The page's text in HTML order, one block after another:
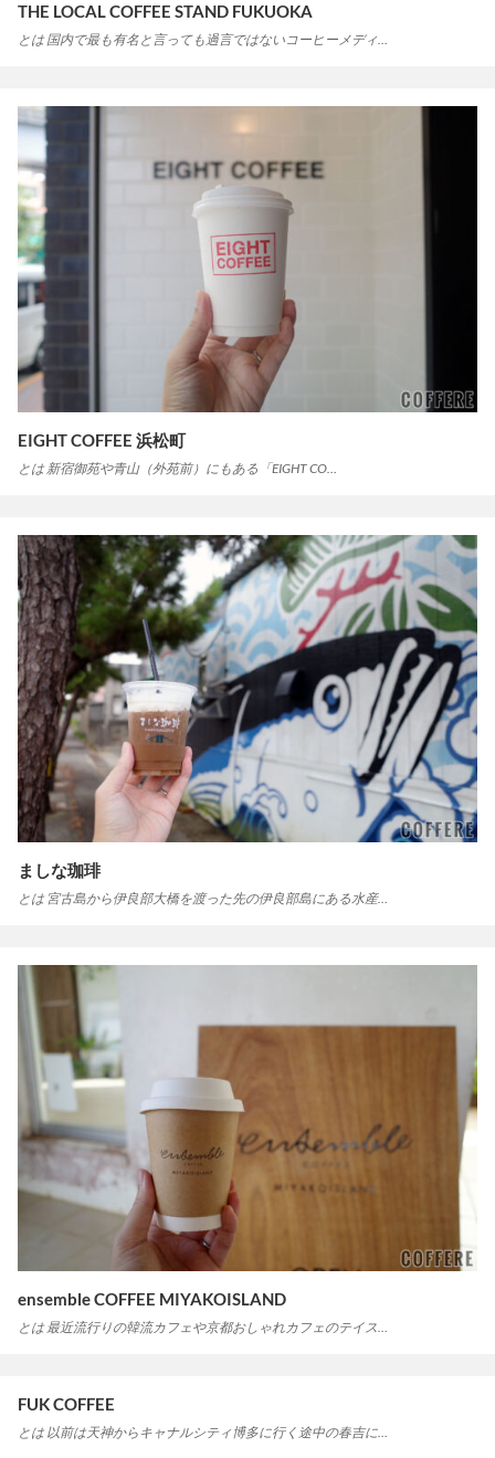
THE LOCAL COFFEE STAND FUKUOKA
とは 国内で最も有名と言っても過言ではないコーヒーメディ…
EIGHT COFFEE 浜松町
とは 新宿御苑や青山（外苑前）にもある「EIGHT CO…
ましな珈琲
とは 宮古島から伊良部大橋を渡った先の伊良部島にある水産…
ensemble COFFEE MIYAKOISLAND
とは 最近流行りの韓流カフェや京都おしゃれカフェのテイス…
FUK COFFEE
とは 以前は天神からキャナルシティ博多に行く途中の春吉に…